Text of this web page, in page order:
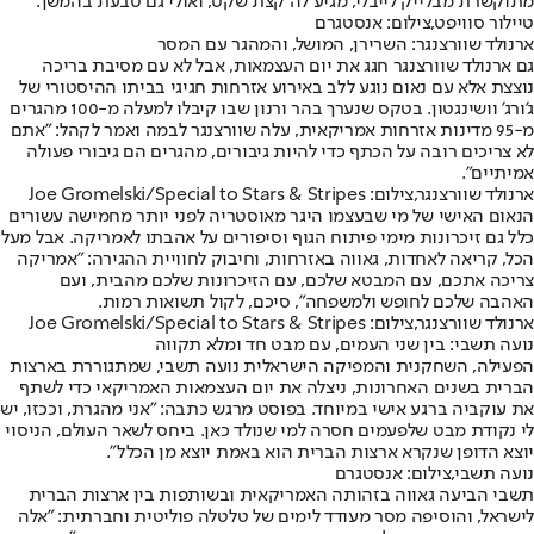
טיילור סוויפט,צילום: אנסטגרם
ארנולד שוורצנגר: השרירן, המושל, והמהגר עם המסר
גם ארנולד שוורצנגר חגג את יום העצמאות, אבל לא עם מסיבת בריכה
נוצצת אלא עם נאום נוגע ללב באירוע אזרחות חגיגי בביתו ההיסטורי של
ג'ורג' וושינגטון. בטקס שנערך בהר ורנון שבו קיבלו למעלה מ-100 מהגרים
מ-95 מדינות אזרחות אמריקאית, עלה שוורצנגר לבמה ואמר לקהל: "אתם
לא צריכים רובה על הכתף כדי להיות גיבורים, מהגרים הם גיבורי פעולה
אמיתיים".
ארנולד שוורצנגר,צילום: Joe Gromelski/Special to Stars & Stripes
הנאום האישי של מי שבעצמו היגר מאוסטריה לפני יותר מחמישה עשורים
כלל גם זיכרונות מימי פיתוח הגוף וסיפורים על אהבתו לאמריקה. אבל מעל
הכל, קריאה לאחדות, גאווה באזרחות, וחיבוק לחוויית ההגירה: "אמריקה
צריכה אתכם, עם המבטא שלכם, עם הזיכרונות שלכם מהבית, ועם
האהבה שלכם לחופש ולמשפחה", סיכם, לקול תשואות רמות.
ארנולד שוורצנגר,צילום: Joe Gromelski/Special to Stars & Stripes
נועה תשבי: בין שני העמים, עם מבט חד ומלא תקווה
הפעילה, השחקנית והמפיקה הישראלית נועה תשבי, שמתגוררת בארצות
הברית בשנים האחרונות, ניצלה את יום העצמאות האמריקאי כדי לשתף
את עוקביה ברגע אישי במיוחד. בפוסט מרגש כתבה: "אני מהגרת, וככזו, יש
לי נקודת מבט שלפעמים חסרה למי שנולד כאן. ביחס לשאר העולם, הניסוי
יוצא הדופן שנקרא ארצות הברית הוא באמת יוצא מן הכלל".
נועה תשבי,צילום: אנסטגרם
תשבי הביעה גאווה בזהותה האמריקאית ובשותפות בין ארצות הברית
לישראל, והוסיפה מסר מעודד לימים של טלטלה פוליטית וחברתית: "אלה